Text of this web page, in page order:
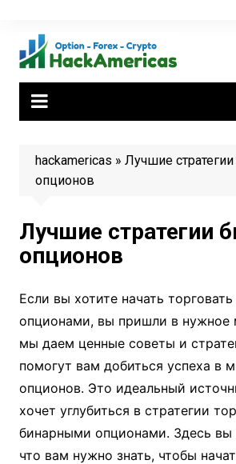
содержимому
hackamericas » Лучшие
опционов
Лучшие стратегии
опционов
Если вы хотите начать
опционами, вы пришли в нужное
мы даем ценные советы и
помогут вам добиться успеха в
опционов. Это идеальный
хочет углубиться в стратегии
бинарными опционами. Здесь вы
что вам нужно знать, чтобы